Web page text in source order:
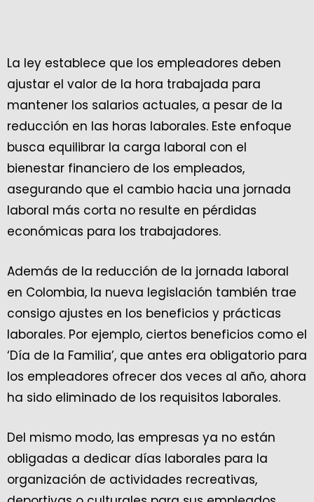
La ley establece que los empleadores deben
ajustar el valor de la hora trabajada para
mantener los salarios actuales, a pesar de la
reducción en las horas laborales. Este enfoque
busca equilibrar la carga laboral con el
bienestar financiero de los empleados,
asegurando que el cambio hacia una jornada
laboral más corta no resulte en pérdidas
económicas para los trabajadores.
Además de la reducción de la jornada laboral
en Colombia, la nueva legislación también trae
consigo ajustes en los beneficios y prácticas
laborales. Por ejemplo, ciertos beneficios como el
‘Día de la Familia’, que antes era obligatorio para
los empleadores ofrecer dos veces al año, ahora
ha sido eliminado de los requisitos laborales.
Del mismo modo, las empresas ya no están
obligadas a dedicar días laborales para la
organización de actividades recreativas,